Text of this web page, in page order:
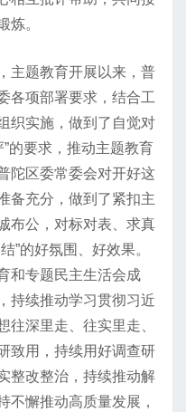
炼。
主题教育开展以来，普
各项部署要求，结合工
织实施，做到了自觉对
”的要求，推动主题教育
陀区委常委会对开好这
备充分，做到了紧扣主
布公，对标对表、求真
”的好氛围、好效果。
和专题民主生活会成
持续推动学习贯彻习近
往深里走、往实里走、
致用，持续用好调查研
整改整治，持续推动解
不懈推动高质量发展，